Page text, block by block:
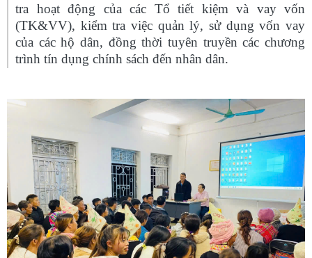
tra hoạt động của các Tổ tiết kiệm và vay vốn
(TK&VV), kiểm tra việc quản lý, sử dụng vốn vay
của các hộ dân, đồng thời tuyên truyền các chương
trình tín dụng chính sách đến nhân dân.